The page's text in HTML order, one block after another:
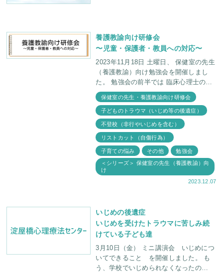
養護教諭向け研修会
〜児童・保護者・教員への対応〜
2023年11月18日 土曜日、 保健室の先生
（養護教諭）向け勉強会を開催しまし
た。 勉強会の前半では 臨床心理士の福
田俊介が ・高校生の不登校の事例と
保健室の先生・養護教諭向け研修会
子どものトラウマ（いじめ等の後遺症）
不登校（非行やいじめを含む）
リストカット（自傷行為）
子育ての悩み その他 勉強会
＜シリーズ＞ 保健室の先生（養護教諭）向
け
2023.12.07
いじめの後遺症
いじめを受けたトラウマに苦しみ続
けている子ども達
3月10日（金） ミニ講演会 いじめにつ
いてできること を開催しました。 も
う、学校でいじめられなくなったの